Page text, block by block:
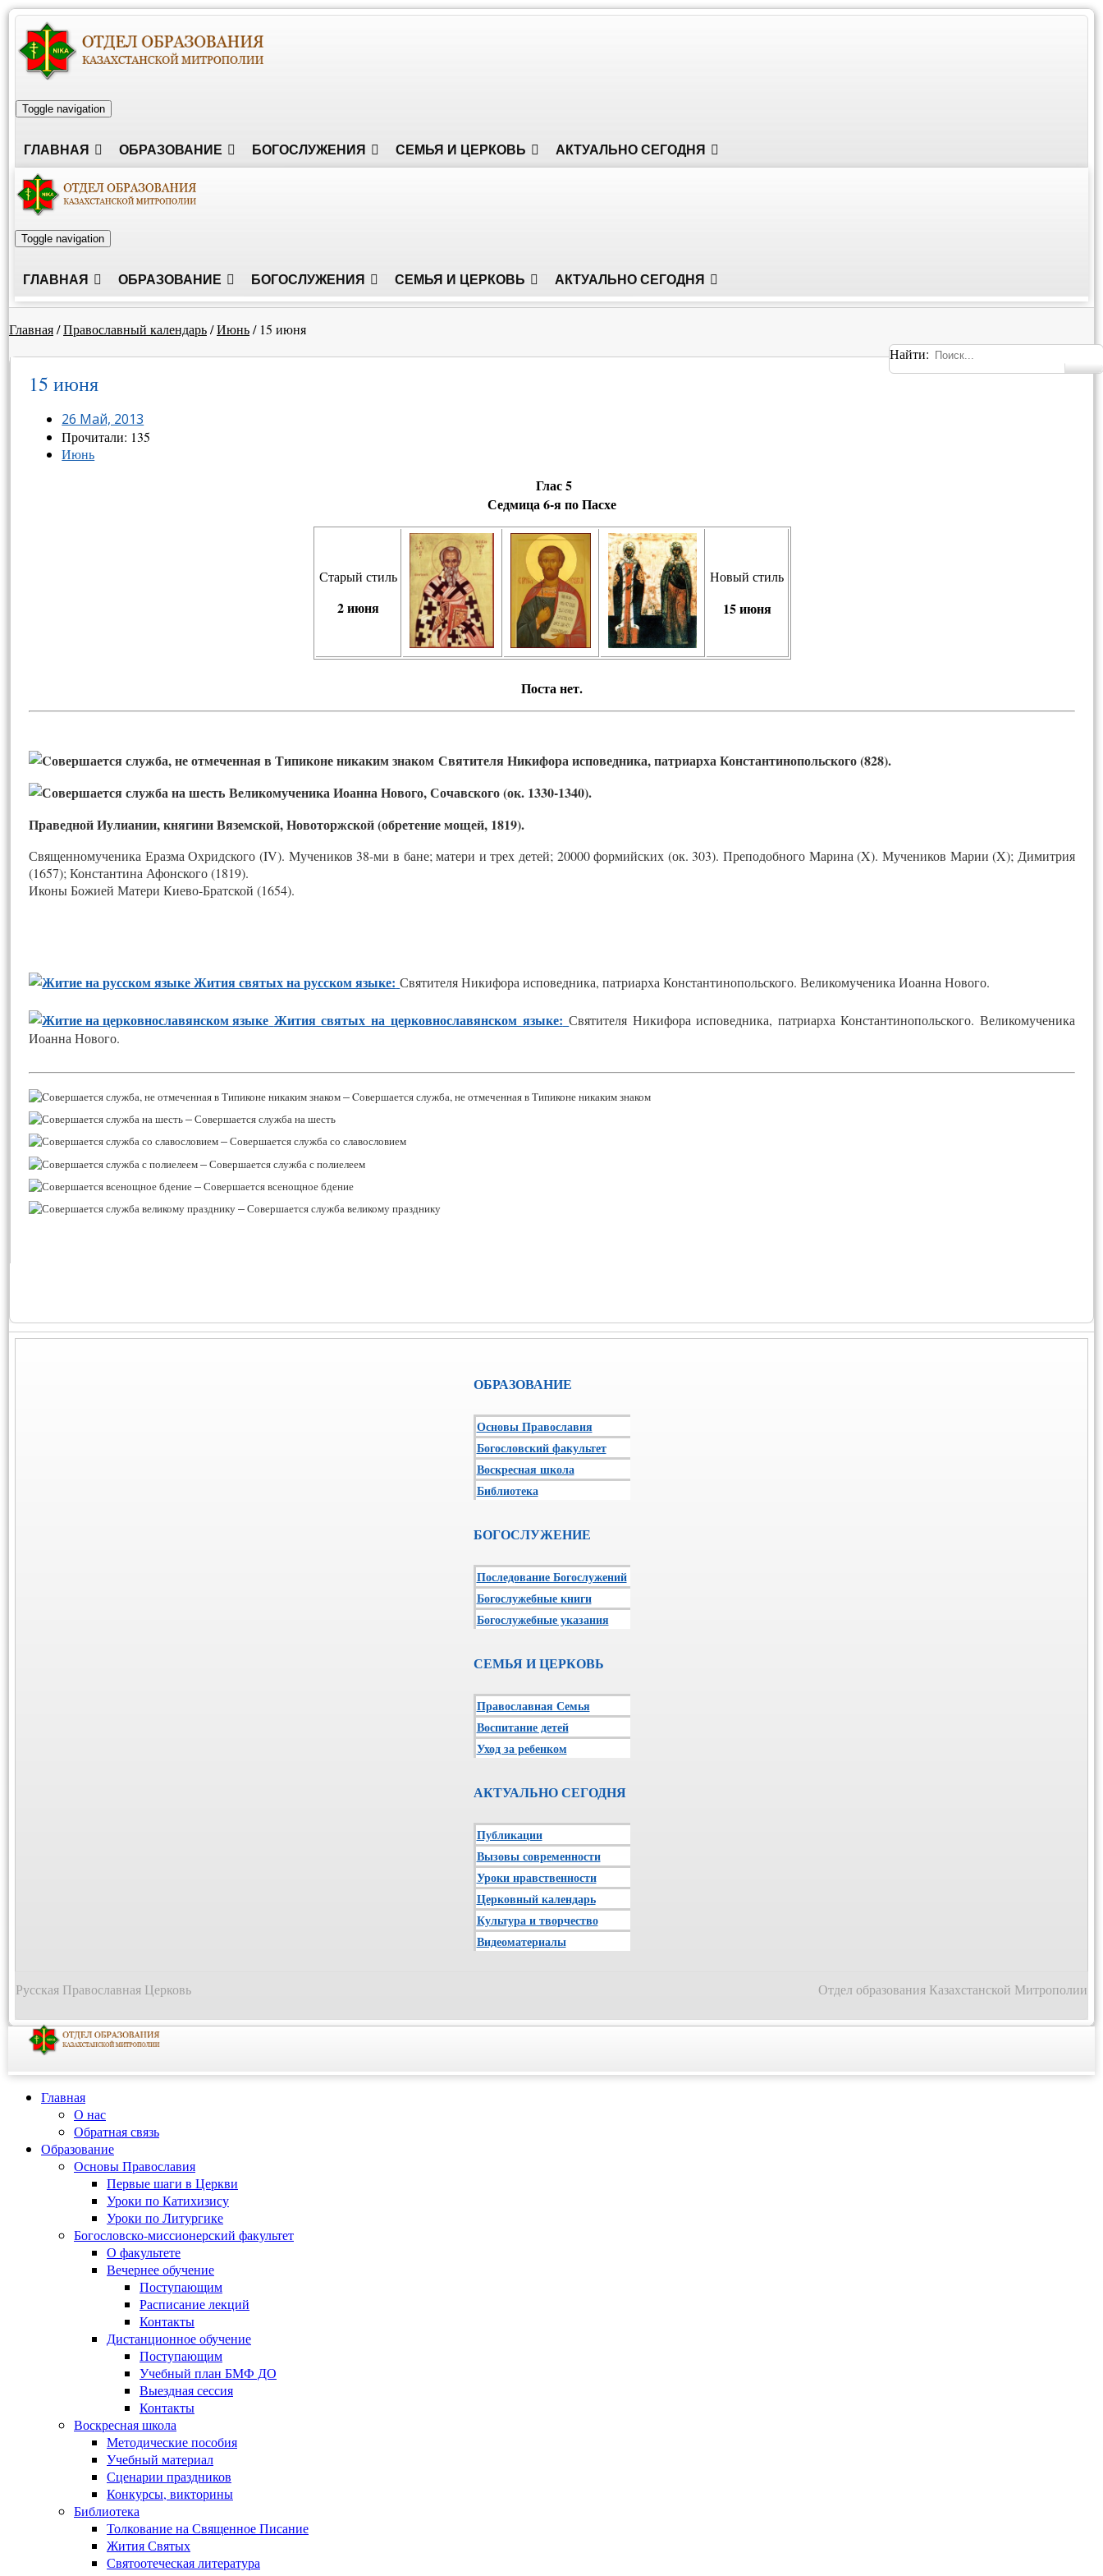
Toggle navigation
ГЛАВНАЯ ОБРАЗОВАНИЕ БОГОСЛУЖЕНИЯ СЕМЬЯ И ЦЕРКОВЬ АКТУАЛЬНО СЕГОДНЯ
Toggle navigation
ГЛАВНАЯ ОБРАЗОВАНИЕ БОГОСЛУЖЕНИЯ СЕМЬЯ И ЦЕРКОВЬ АКТУАЛЬНО СЕГОДНЯ
Главная/Православный календарь/Июнь/ 15 июня
Найти:
15 июня
26 Май, 2013
Прочитали: 135
Июнь
Глас 5
Седмица 6-я по Пасхе
Старый стиль
2 июня
Новый стиль
15 июня
Пос­та нет.
Святителя Никифора исповедника, патриарха Константинопольского (828).
Великомученика Иоанна Нового, Сочавского (ок. 1330-1340).
Праведной Иулиании, княгини Вяземской, Новоторжской (обретение мощей, 1819).
Священномученика Еразма Охридского (IV). Мучеников 38-ми в бане; матери и трех детей; 20000 формийских (ок. 303). Преподобного Марина (X). Мучеников Марии (X); Димитрия
(1657); Константина Афонского (1819).
Иконы Божией Матери Киево-Братской (1654).
Жития святых на русском языке: Святителя Никифора исповедника, патриарха Константинопольского. Великомученика Иоанна Нового.
Жития святых на церковнославянском языке: Святителя Никифора исповедника, патриарха Константинопольского. Великомученика
Иоанна Нового.
–Cовершается служба, не отмеченная в Типиконе никаким знаком
–Совершается служба на шесть
–Совершается служба со славословием
–Совершается служба с полиелеем
–Совершается всенощное бдение
–Совершается служба великому празднику
ОБРАЗОВАНИЕ
Основы Православия
Богословский факультет
Воскресная школа
Библиотека
БОГОСЛУЖЕНИЕ
Последование Богослужений
Богослужебные книги
Богослужебные указания
СЕМЬЯ И ЦЕРКОВЬ
Православная Семья
Воспитание детей
Уход за ребенком
АКТУАЛЬНО СЕГОДНЯ
Публикации
Вызовы современности
Уроки нравственности
Церковный календарь
Культура и творчество
Видеоматериалы
Русская Православная Церковь Отдел образования Казахстанской Митрополии
Главная
О нас
Обратная связь
Образование
Основы Православия
Первые шаги в Церкви
Уроки по Катихизису
Уроки по Литургике
Богословско-миссионерский факультет
О факультете
Вечернее обучение
Поступающим
Расписание лекций
Контакты
Дистанционное обучение
Поступающим
Учебный план БМФ ДО
Выездная сессия
Контакты
Воскресная школа
Методические пособия
Учебный материал
Сценарии праздников
Конкурсы, викторины
Библиотека
Толкование на Священное Писание
Жития Святых
Святоотеческая литература